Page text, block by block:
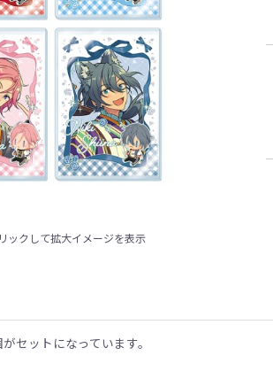
ックして拡大イメージを表示
セットになっています。